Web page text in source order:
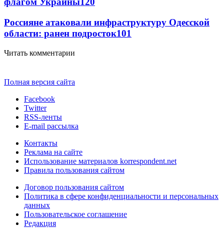
Россияне атаковали инфраструктуру Одесской
области: ранен подросток101
Читать комментарии
Полная версия сайта
Facebook
Twitter
RSS-ленты
E-mail рассылка
Контакты
Реклама на сайте
Использование материалов korrespondent.net
Правила пользования сайтом
Договор пользования сайтом
Политика в сфере конфиденциальности и персональных
данных
Пользовательское соглашение
Редакция